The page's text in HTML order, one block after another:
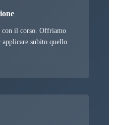
con il corso. Offriamo
applicare subito quello